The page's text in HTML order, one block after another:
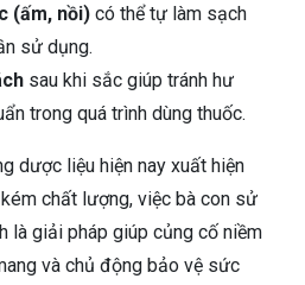
(ấm, nồi) có thể tự làm sạch
sử dụng.
sau khi sắc giúp tránh hư
trong quá trình dùng thuốc.
dược liệu hiện nay xuất hiện
chất lượng, việc bà con sử
là giải pháp giúp củng cố niềm
và chủ động bảo vệ sức